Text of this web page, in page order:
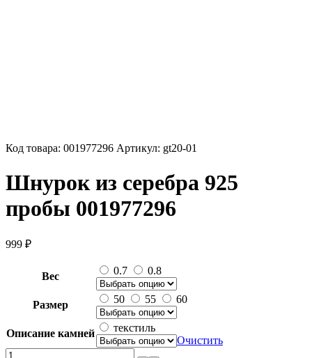
Код товара: 001977296 Артикул: gt20-01
Шнурок из серебра 925
пробы 001977296
999 ₽
Вес 0.7 0.8
Размер 50 55 60
Описание камней
текстиль
Очистить
Количество